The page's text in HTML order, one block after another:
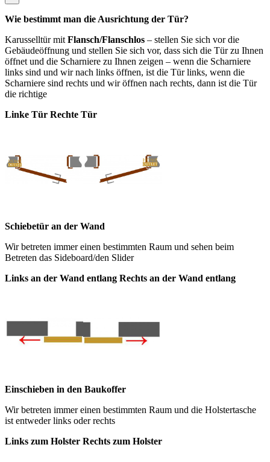
Wie bestimmt man die Ausrichtung der Tür?
Karusselltür mit Flansch/Flanschlos – stellen Sie sich vor die
Gebäudeöffnung und stellen Sie sich vor, dass sich die Tür zu Ihnen
öffnet und die Scharniere zu Ihnen zeigen – wenn die Scharniere
links sind und wir nach links öffnen, ist die Tür links, wenn die
Scharniere sind rechts und wir öffnen nach rechts, dann ist die Tür
die richtige
Linke Tür Rechte Tür
Schiebetür an der Wand
Wir betreten immer einen bestimmten Raum und sehen beim
Betreten das Sideboard/den Slider
Links an der Wand entlang Rechts an der Wand entlang
Einschieben in den Baukoffer
Wir betreten immer einen bestimmten Raum und die Holstertasche
ist entweder links oder rechts
Links zum Holster Rechts zum Holster